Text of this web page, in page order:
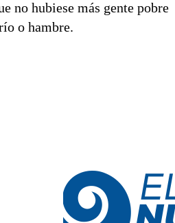
no hubiese más gente pobre
o hambre.